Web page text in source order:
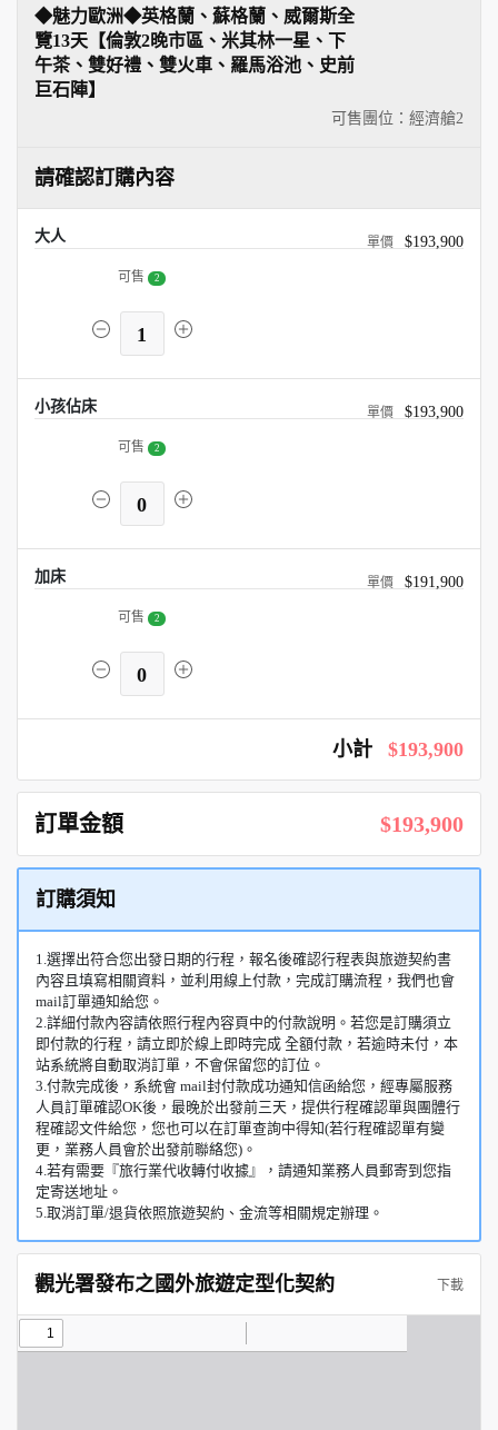
可售團位：經濟艙2
◆魅力歐洲◆英格蘭、蘇格蘭、威爾斯全
覽13天【倫敦2晚市區、米其林一星、下
午茶、雙好禮、雙火車、羅馬浴池、史前
巨石陣】
請確認訂購內容
大人 $193,900
可售 2
1
小孩佔床 $193,900
可售 2
0
加床 $191,900
可售 2
0
小計 $193,900
訂單金額 $193,900
訂購須知
1.選擇出符合您出發日期的行程，報名後確認行程表與旅遊契約書
內容且填寫相關資料，並利用線上付款，完成訂購流程，我們也會
mail訂單通知給您。
2.詳細付款內容請依照行程內容頁中的付款說明。若您是訂購須立
即付款的行程，請立即於線上即時完成 全額付款，若逾時未付，本
站系統將自動取消訂單，不會保留您的訂位。
3.付款完成後，系統會 mail封付款成功通知信函給您，經專屬服務
人員訂單確認OK後，最晚於出發前三天，提供行程確認單與團體行
程確認文件給您，您也可以在訂單查詢中得知(若行程確認單有變
更，業務人員會於出發前聯絡您)。
4.若有需要『旅行業代收轉付收據』，請通知業務人員郵寄到您指
定寄送地址。
5.取消訂單/退貨依照旅遊契約、金流等相關規定辦理。
觀光署發布之國外旅遊定型化契約 下載